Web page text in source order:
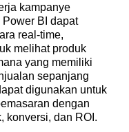
kampanye
BI dapat
real-time,
melihat produk
yang memiliki
sepanjang
digunakan untuk
dengan
, konversi, dan ROI.